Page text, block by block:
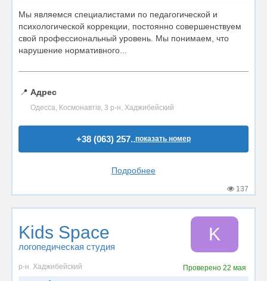
Мы являемся специалистами по педагогической и
психологической коррекции, постоянно совершенствуем
свой профессиональный уровень. Мы понимаем, что
нарушение нормативного...
📍 Адрес
Одесса, Космонавтів, 3 р-н. Хаджибейский
+38 (063) 257..показать номер
Подробнее
137
Kids Space
логопедическая студия
K
р-н. Хаджибейский Проверено22 мая